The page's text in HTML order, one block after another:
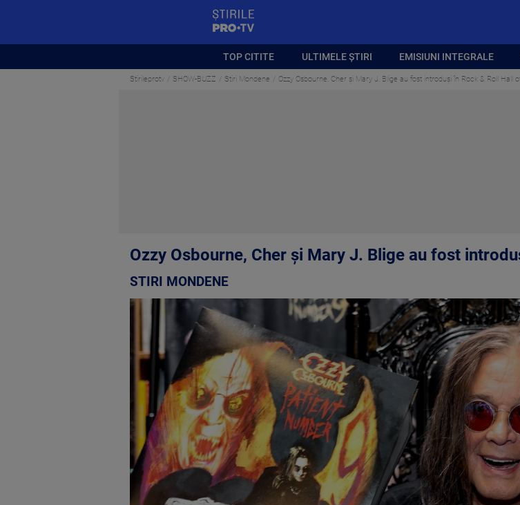
TOP CITITE ULTIMELE ȘTIRI EMISIUNI INTEGRALE
Stirileprotv SHOW-BUZZ Stiri Mondene Ozzy Osbourne, Cher și Mary J. Blige au fost introduşi în Rock & Roll Hall
Ozzy Osbourne, Cher și Mary J. Blige au fost
STIRI MONDENE